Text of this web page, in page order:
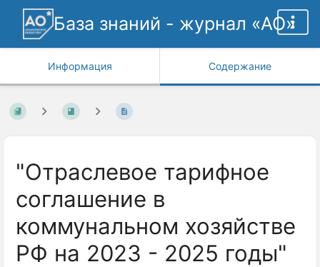
База знаний - журнал «АО»
Информация Содержание
"Отраслевое тарифное
соглашение в
коммунальном хозяйстве
РФ на 2023 - 2025 годы"